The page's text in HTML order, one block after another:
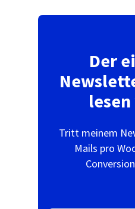
Der
Tritt meinem
Mails pro